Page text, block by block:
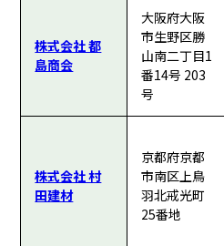
株式会社 都
島商会
大阪府大阪
市生野区勝
山南二丁目1
番14号 203
号
株式会社 村
田建材
京都府京都
市南区上鳥
羽北戒光町
25番地